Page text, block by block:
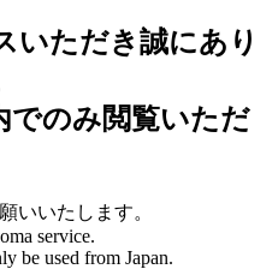
いただき誠にあり
でのみ閲覧いただ
いいたします。
service.
be used from Japan.